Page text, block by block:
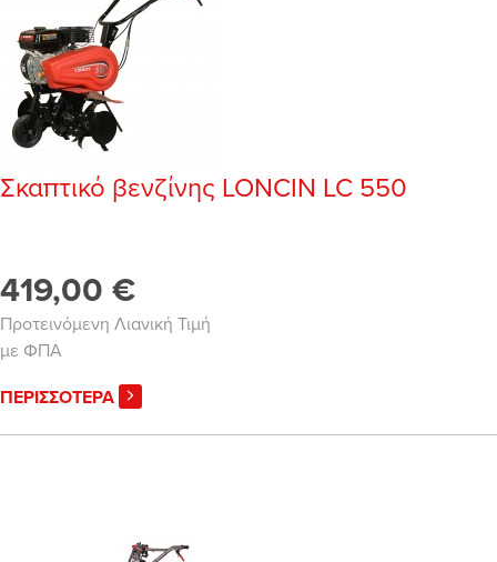
Σκαπτικό βενζίνης LONCIN LC 550
419,00 €
Προτεινόμενη Λιανική Τιμή
με ΦΠΑ
ΠΕΡΙΣΣΟΤΕΡΑ